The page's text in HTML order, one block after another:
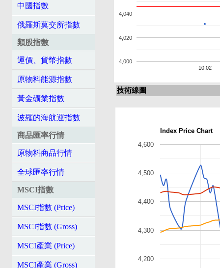
中國指數
俄羅斯莫交所指數
類股指數
運價、貨幣指數
原物料能源指數
黃金礦業指數
波羅的海航運指數
商品匯率行情
原物料商品行情
全球匯率行情
MSCI指數
MSCI指數 (Price)
MSCI指數 (Gross)
MSCI產業 (Price)
MSCI產業 (Gross)
10:02
4,000
4,020
4,040
技術線圖
Index Price Chart
4,200
4,300
4,400
4,500
4,600